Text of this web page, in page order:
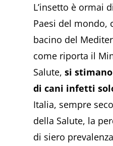
L’insetto è ormai
Paesi del mondo,
bacino del
come riporta il
Salute,si
di cani infetti
Italia, sempre
della Salute, la
di siero